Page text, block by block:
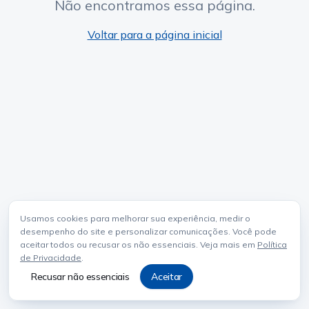
Usamos cookies para melhorar sua experiência, medir o
desempenho do site e personalizar comunicações. Você pode
aceitar todos ou recusar os não essenciais. Veja mais em Política
de Privacidade.
Recusar não essenciais Aceitar
Não encontramos essa página.
Voltar para a página inicial